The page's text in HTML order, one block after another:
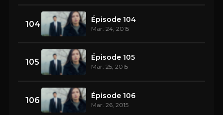
104 Épisode 104
Mar. 24, 2015
105 Épisode 105
Mar. 25, 2015
106 Épisode 106
Mar. 26, 2015